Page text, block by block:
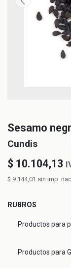
Sesamo
Cundis
$ 10.104,13
$ 9.144,01 sin imp.
RUBROS
Productos para
Productos para